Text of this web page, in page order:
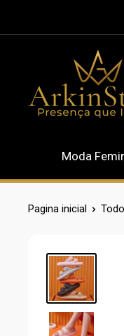
Moda
Pagina inicial